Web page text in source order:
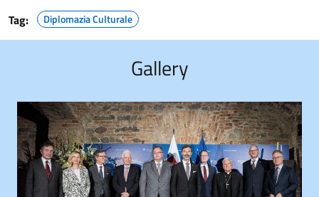
Tag: Diplomazia Culturale
Gallery